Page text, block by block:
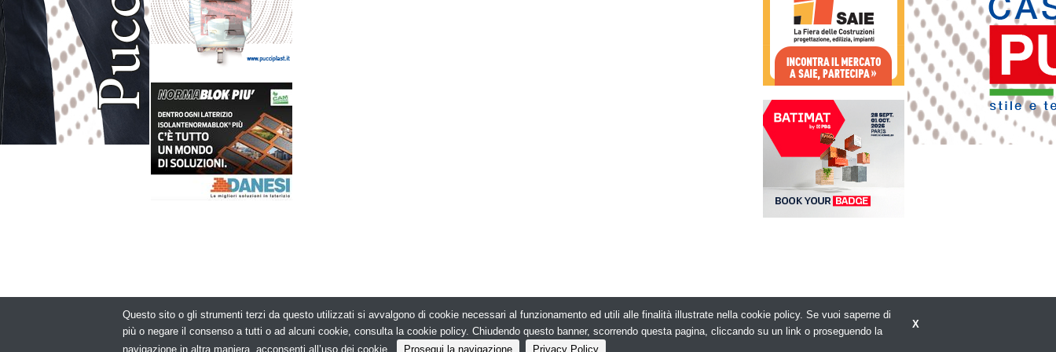
© Copyright 2026. Edilizia in Rete - N.ro Iscrizione ROC 5836 -Privacy policy X
Questo sito o gli strumenti terzi da questo utilizzati si avvalgono di cookie necessari al funzionamento ed utili alle finalità illustrate nella cookie policy. Se vuoi saperne di
più o negare il consenso a tutti o ad alcuni cookie, consulta la cookie policy. Chiudendo questo banner, scorrendo questa pagina, cliccando su un link o proseguendo la
navigazione in altra maniera, acconsenti all’uso dei cookie.
Prosegui la navigazione Privacy Policy